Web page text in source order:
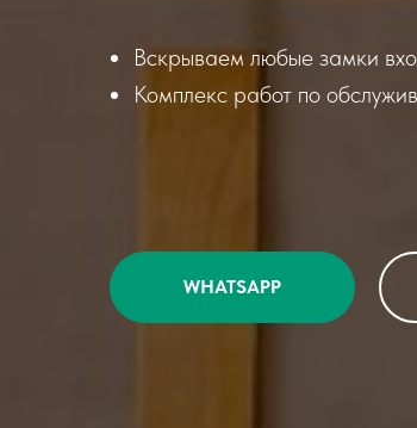
Вскрываем любые замки
Комплекс работ по
WHATSAPP